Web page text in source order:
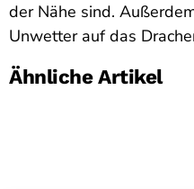
der Nähe sind.
Unwetter auf das
Ähnliche Artikel